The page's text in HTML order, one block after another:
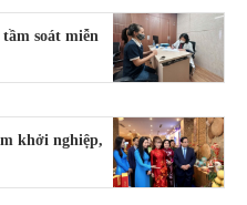
soát miễn
khởi nghiệp,